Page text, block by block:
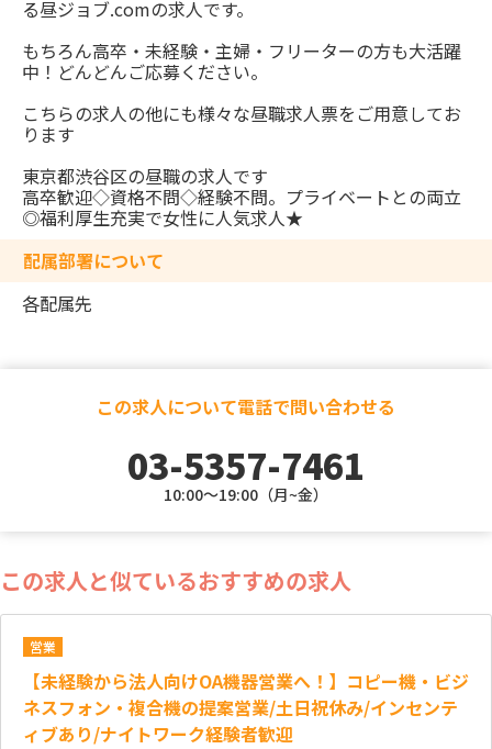
る昼ジョブ.comの求人です。
もちろん高卒・未経験・主婦・フリーターの方も大活躍
中！どんどんご応募ください。
こちらの求人の他にも様々な昼職求人票をご用意してお
ります
東京都渋谷区の昼職の求人です
高卒歓迎◇資格不問◇経験不問。プライベートとの両立
◎福利厚生充実で女性に人気求人★
配属部署について
各配属先
この求人について電話で問い合わせる
03-5357-7461
10:00～19:00（月~金）
この求人と似ているおすすめの求人
営業
【未経験から法人向けOA機器営業へ！】コピー機・ビジ
ネスフォン・複合機の提案営業/土日祝休み/インセンテ
ィブあり/ナイトワーク経験者歓迎